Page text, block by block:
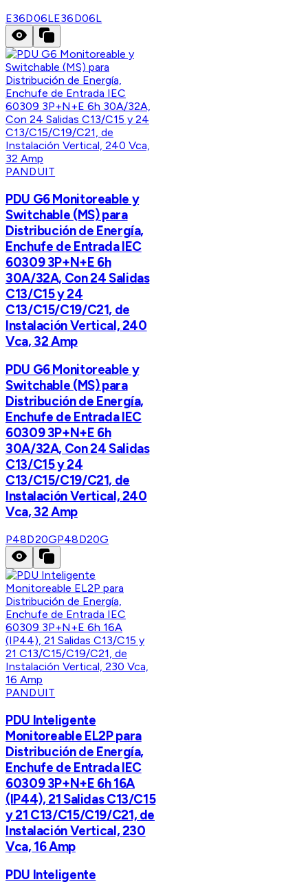
E36D06LE36D06L
PANDUIT
PDU G6 Monitoreable y
Switchable (MS) para
Distribución de Energía,
Enchufe de Entrada IEC
60309 3P+N+E 6h
30A/32A, Con 24 Salidas
C13/C15 y 24
C13/C15/C19/C21, de
Instalación Vertical, 240
Vca, 32 Amp
PDU G6 Monitoreable y
Switchable (MS) para
Distribución de Energía,
Enchufe de Entrada IEC
60309 3P+N+E 6h
30A/32A, Con 24 Salidas
C13/C15 y 24
C13/C15/C19/C21, de
Instalación Vertical, 240
Vca, 32 Amp
P48D20GP48D20G
PANDUIT
PDU Inteligente
Monitoreable EL2P para
Distribución de Energía,
Enchufe de Entrada IEC
60309 3P+N+E 6h 16A
(IP44), 21 Salidas C13/C15
y 21 C13/C15/C19/C21, de
Instalación Vertical, 230
Vca, 16 Amp
PDU Inteligente